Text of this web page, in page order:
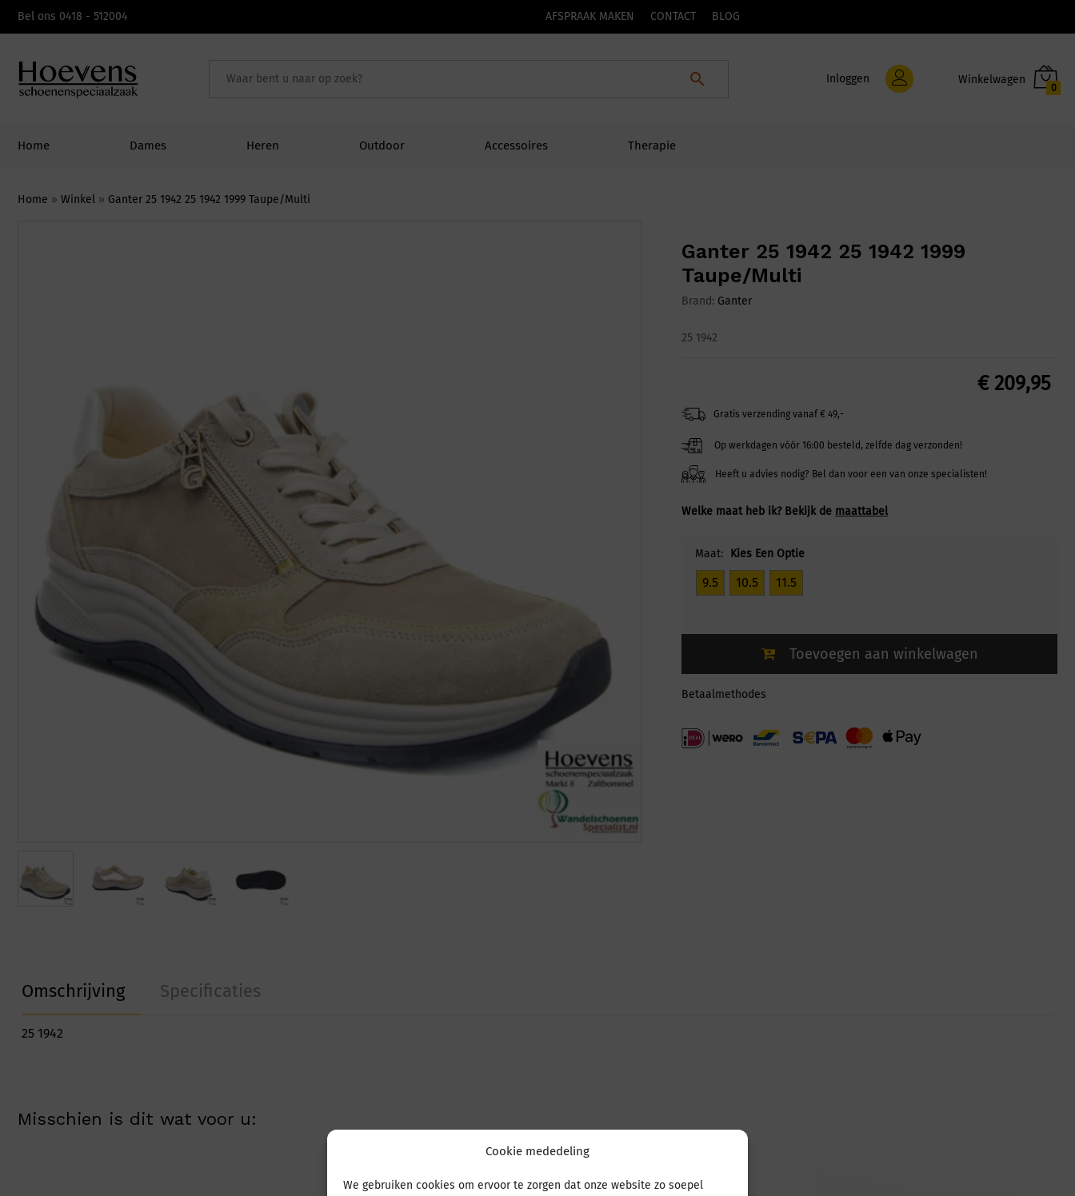
Cookie mededeling
We gebruiken cookies om ervoor te zorgen dat onze website zo soepel
Bel ons 0418 - 512004 AFSPRAAK MAKEN CONTACT BLOG
Inloggen
0
Home Dames Heren Outdoor Accessoires Therapie
Home » Winkel » Ganter 25 1942 25 1942 1999 Taupe/Multi
Ganter 25 1942 25 1942 1999
Taupe/Multi
Brand: Ganter
25 1942
€209,95
Gratis verzending vanaf € 49,-
Op werkdagen vóór 16:00 besteld, zelfde dag verzonden!
Heeft u advies nodig? Bel dan voor een van onze specialisten!
Welke maat heb ik? Bekijk de maattabel
Maat: Kies Een Optie
9.5 10.5 11.5
Toevoegen aan winkelwagen
Betaalmethodes
Omschrijving Specificaties
25 1942
Misschien is dit wat voor u: